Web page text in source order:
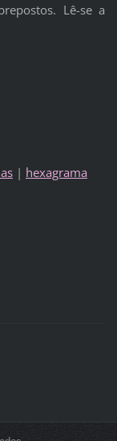
Lê-se a
| hexagrama